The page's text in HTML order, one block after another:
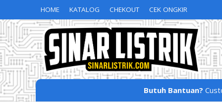
HOME KATALOG CHEKOUT CEK ONGKIR
Butuh Bantuan?